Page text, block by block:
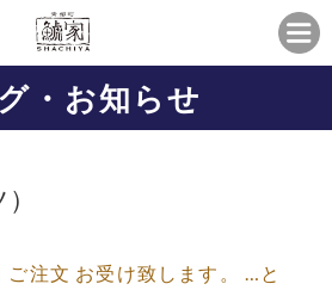
・お知らせ
注文 お受け致します。 …と